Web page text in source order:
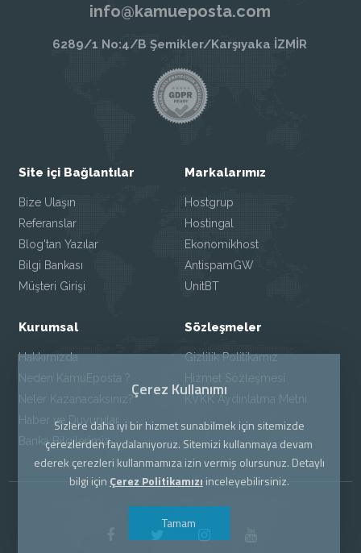
info@kamueposta.com
6289/1 No:4/B Şemikler/Karşıyaka İZMİR
Site içi Bağlantılar
Bize Ulaşın
Referanslar
Blog'tan Yazılar
Bilgi Bankası
Müşteri Girişi
Markalarımız
Hostgrup
Hostingal
Ekonomikhost
AntispamGW
UnitBT
Kurumsal
Hakkımızda
Neden KamuEposta ?
Neler Kazanacaksınız?
Haber ve Duyurular
Banka Bilgilerimiz
Sözleşmeler
Gizlilik Politikamız
Hizmet Sözleşmesi
KVKK Aydınlatma Metni
Çerez Kullanımı
Sizlere daha iyi bir hizmet sunabilmek için sitemizde
çerezlerden faydalanıyoruz. Sitemizi kullanmaya devam
ederek çerezleri kullanmamıza izin vermiş olursunuz. Detaylı
bilgi için Çerez Politikamızı inceleyebilirsiniz.
Tamam